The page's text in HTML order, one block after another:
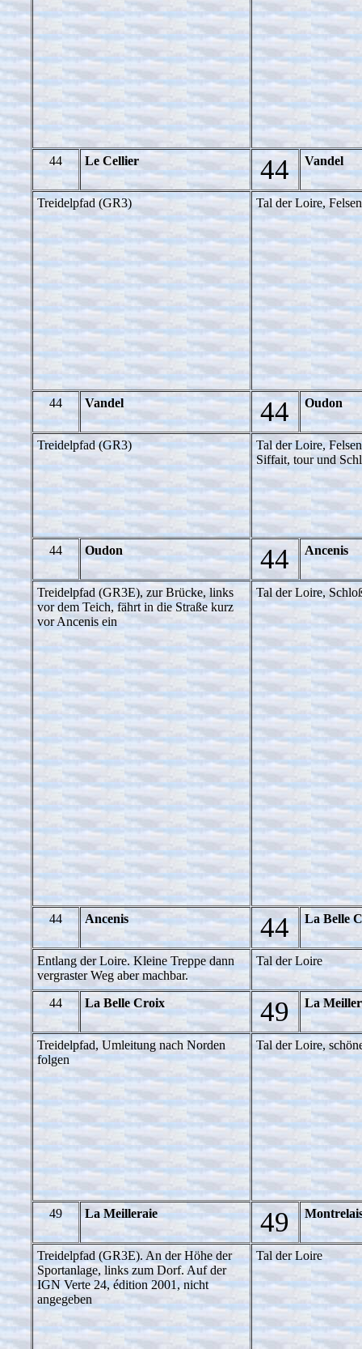
44 Le Cellier 44 Vandel
Treidelpfad (GR3) Tal der Loire,
44 Vandel 44 Oudon
Treidelpfad (GR3)
Tal der Loire,
Siffait, tour und
44 Oudon 44 Ancenis
Treidelpfad (GR3E), zur Brücke, links
vor dem Teich, fährt in die Straße kurz
vor Ancenis ein
Tal der Loire,
44 Ancenis 44 La Belle
Entlang der Loire. Kleine Treppe dann
vergraster Weg aber machbar.
Tal der Loire
44 La Belle Croix 49 La
Treidelpfad, Umleitung nach Norden
folgen
Tal der Loire,
49 La Meilleraie 49
Treidelpfad (GR3E). An der Höhe der
Sportanlage, links zum Dorf. Auf der
IGN Verte 24, édition 2001, nicht
angegeben
Tal der Loire